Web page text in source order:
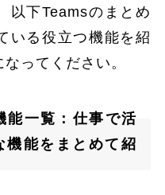
以下Teamsのまとめ
いる役立つ機能を紹
ってください。
能一覧：仕事で活
機能をまとめて紹